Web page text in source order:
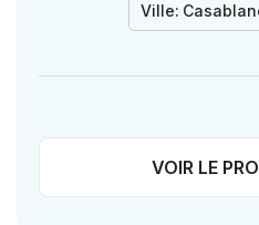
Ville:
VOIR LE